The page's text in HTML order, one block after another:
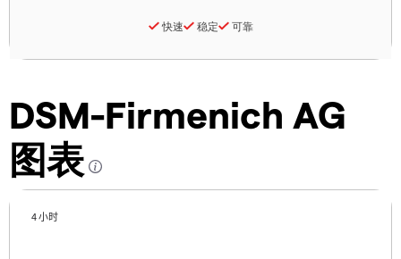
DSM-Firmenich AG
图表
4 小时
快速 稳定 可靠